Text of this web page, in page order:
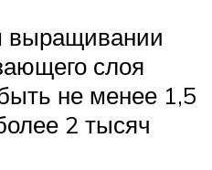
выращивании
слоя
не менее 1,5
2 тысяч